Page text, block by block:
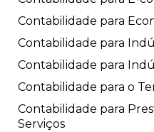
Contabilidade para
Contabilidade para
Contabilidade para
Contabilidade para o
Contabilidade para
Serviços